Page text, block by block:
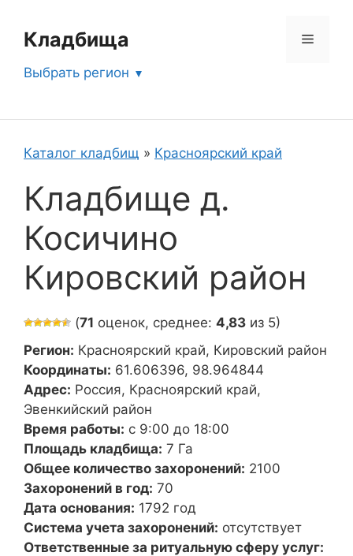
содержимому
Кладбища Меню
Выбрать регион
Каталог кладбищ » Красноярский край
Кладбище д.
Косичино
Кировский район
(71 оценок, среднее: 4,83 из 5)
Регион: Красноярский край, Кировский район
Координаты: 61.606396, 98.964844
Адрес: Россия, Красноярский край,
Эвенкийский район
Время работы: с 9:00 до 18:00
Площадь кладбища: 7 Га
Общее количество захоронений: 2100
Захоронений в год: 70
Дата основания: 1792 год
Система учета захоронений: отсутствует
Ответственные за ритуальную сферу услуг: